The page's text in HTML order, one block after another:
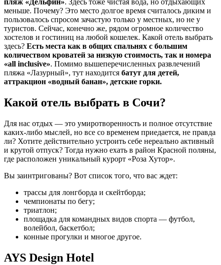
пляж «Дельфин». Здесь тоже чистая вода, но отдыхающих
меньше. Почему? Это место долгое время считалось диким и
пользовалось спросом зачастую только у местных, но не у
туристов. Сейчас, конечно же, рядом огромное количество
хостелов и гостиниц на любой кошелек. Какой отель выбрать
здесь? Есть места как в общих спальнях с большим
количеством кроватей за низкую стоимость, так и номера
«all inclusive». Помимо вышеперечисленных развлечений
пляжа «Лазурный», тут находится батут для детей,
аттракцион «водный банан», детские горки.
Какой отель выбрать в Сочи?
Для нас отдых — это умиротворенность и полное отсутствие
каких-либо мыслей, но все со временем приедается, не правда
ли? Хотите действительно устроить себе нереально активный
и крутой отпуск? Тогда нужно ехать в район Красной поляны,
где расположен уникальный курорт «Роза Хутор».
Вы заинтригованы? Вот список того, что вас ждет:
трассы для лонгборда и скейтборда;
чемпионаты по бегу;
триатлон;
площадка для командных видов спорта — футбол,
волейбол, баскетбол;
конные прогулки и многое другое.
AYS Design Hotel